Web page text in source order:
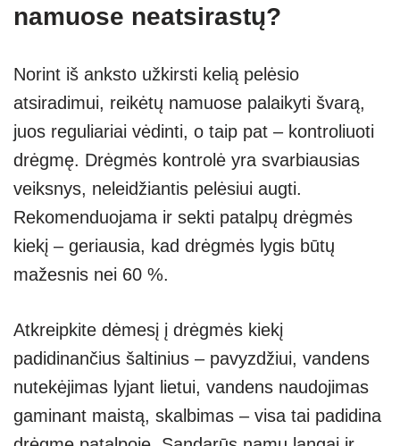
namuose neatsirastų?
Norint iš anksto užkirsti kelią pelėsio
atsiradimui, reikėtų namuose palaikyti švarą,
juos reguliariai vėdinti, o taip pat – kontroliuoti
drėgmę. Drėgmės kontrolė yra svarbiausias
veiksnys, neleidžiantis pelėsiui augti.
Rekomenduojama ir sekti patalpų drėgmės
kiekį – geriausia, kad drėgmės lygis būtų
mažesnis nei 60 %.
Atkreipkite dėmesį į drėgmės kiekį
padidinančius šaltinius – pavyzdžiui, vandens
nutekėjimas lyjant lietui, vandens naudojimas
gaminant maistą, skalbimas – visa tai padidina